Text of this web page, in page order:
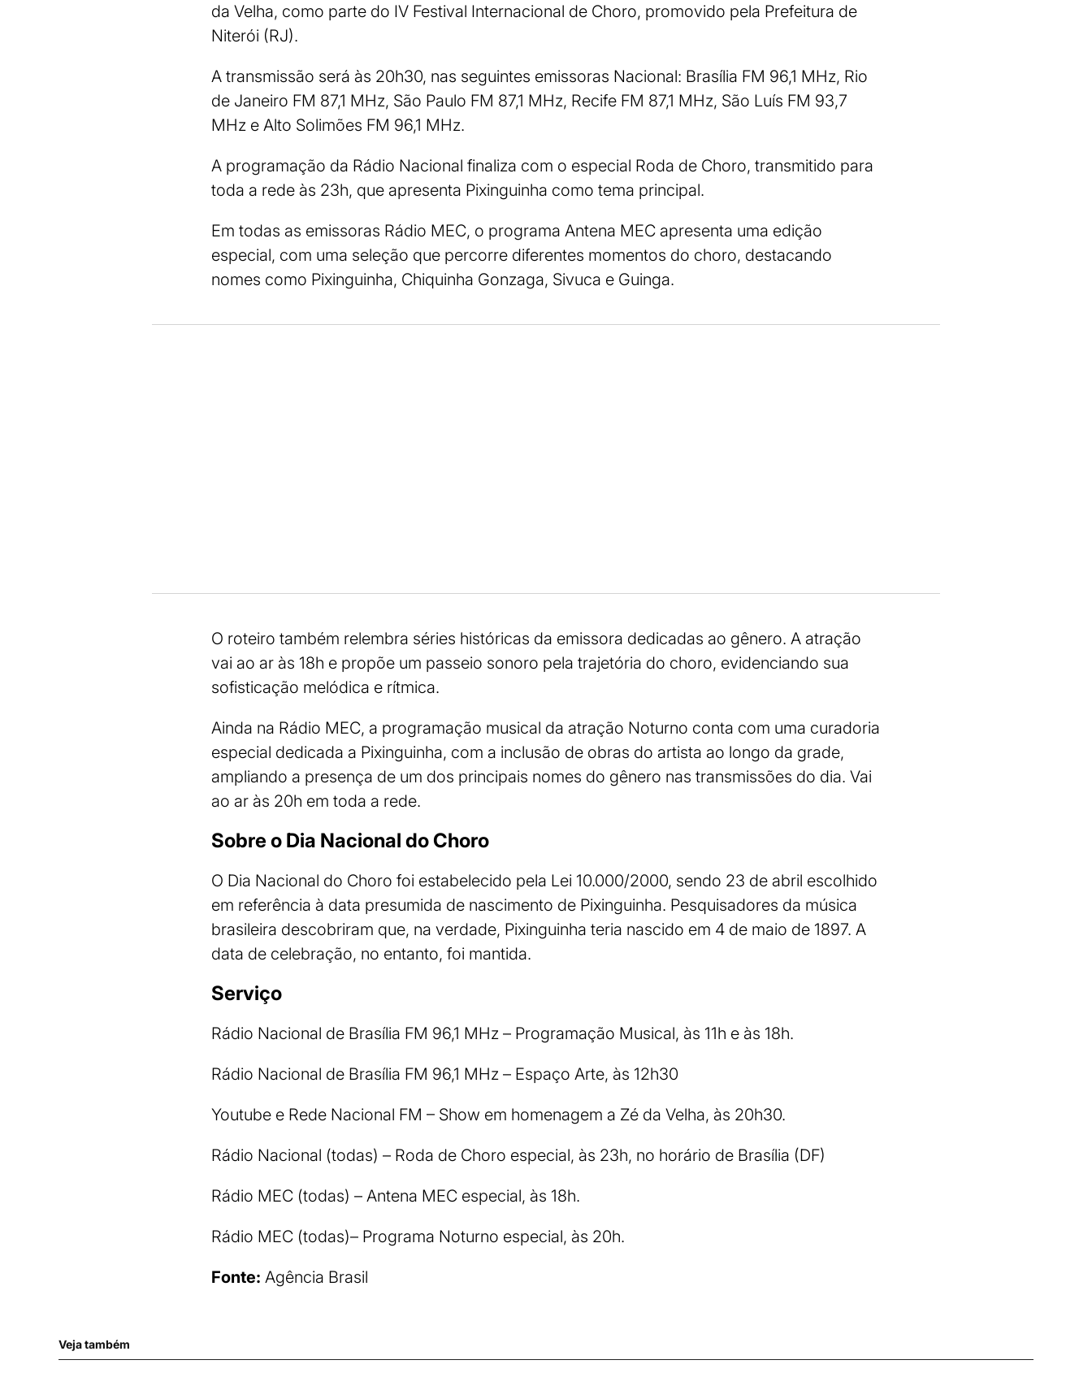
da Velha, como parte do IV Festival Internacional de Choro, promovido pela Prefeitura de
Niterói (RJ).
A transmissão será às 20h30, nas seguintes emissoras Nacional: Brasília FM 96,1 MHz, Rio
de Janeiro FM 87,1 MHz, São Paulo FM 87,1 MHz, Recife FM 87,1 MHz, São Luís FM 93,7
MHz e Alto Solimões FM 96,1 MHz.
A programação da Rádio Nacional finaliza com o especial Roda de Choro, transmitido para
toda a rede às 23h, que apresenta Pixinguinha como tema principal.
Em todas as emissoras Rádio MEC, o programa Antena MEC apresenta uma edição
especial, com uma seleção que percorre diferentes momentos do choro, destacando
nomes como Pixinguinha, Chiquinha Gonzaga, Sivuca e Guinga.
O roteiro também relembra séries históricas da emissora dedicadas ao gênero. A atração
vai ao ar às 18h e propõe um passeio sonoro pela trajetória do choro, evidenciando sua
sofisticação melódica e rítmica.
Ainda na Rádio MEC, a programação musical da atração Noturno conta com uma curadoria
especial dedicada a Pixinguinha, com a inclusão de obras do artista ao longo da grade,
ampliando a presença de um dos principais nomes do gênero nas transmissões do dia. Vai
ao ar às 20h em toda a rede.
Sobre o Dia Nacional do Choro
O Dia Nacional do Choro foi estabelecido pela Lei 10.000/2000, sendo 23 de abril escolhido
em referência à data presumida de nascimento de Pixinguinha. Pesquisadores da música
brasileira descobriram que, na verdade, Pixinguinha teria nascido em 4 de maio de 1897. A
data de celebração, no entanto, foi mantida.
Serviço
Rádio Nacional de Brasília FM 96,1 MHz – Programação Musical, às 11h e às 18h.
Rádio Nacional de Brasília FM 96,1 MHz – Espaço Arte, às 12h30
Youtube e Rede Nacional FM – Show em homenagem a Zé da Velha, às 20h30.
Rádio Nacional (todas) – Roda de Choro especial, às 23h, no horário de Brasília (DF)
Rádio MEC (todas) – Antena MEC especial, às 18h.
Rádio MEC (todas)– Programa Noturno especial, às 20h.
Fonte: Agência Brasil
Veja também